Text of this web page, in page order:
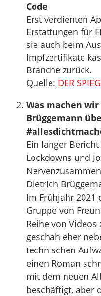
Code
Erst verdienten
Erstattungen für
sie auch beim
Impfzertifikate
Branche zurück.
Quelle: DER
Was machen
Brüggemann
Ein langer
Lockdowns und
Dietrich
Im Frühjahr 2021
Gruppe von
Reihe von Videos
geschah eher
technischen
einen Roman
mit dem neuen
beschäftigt, aber